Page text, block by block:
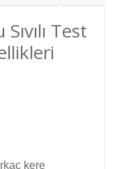
Test
kere